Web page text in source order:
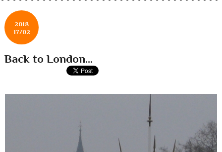
2018
17/02
Back to London...